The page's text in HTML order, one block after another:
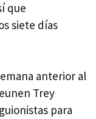
que
siete días
anterior al
Trey
para